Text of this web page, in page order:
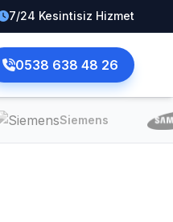
7/24 Kesintisiz Hizmet
0538 638 48 26
Siemens